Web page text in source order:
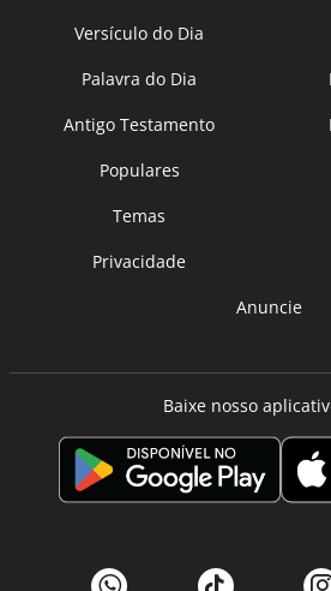
Versículo do Dia
Palavra do Dia
Antigo Testamento
Populares
Temas
Privacidade
Anuncie
Baixe nosso